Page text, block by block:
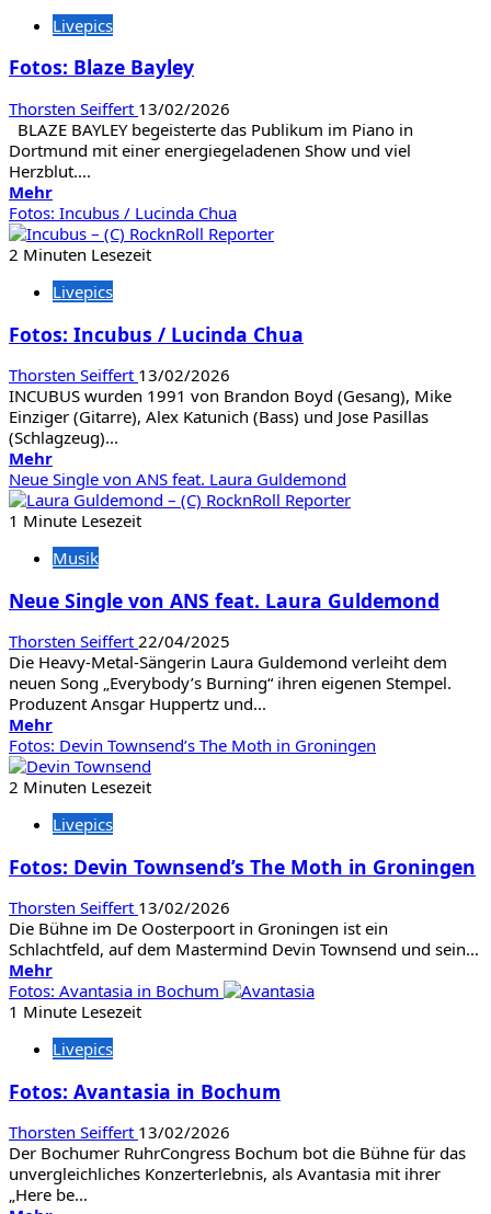
King
/
Witch
/
Paradise
Lost
Livepics
Fotos: Blaze Bayley
Thorsten Seiffert 13/02/2026
BLAZE BAYLEY begeisterte das Publikum im Piano in
Dortmund mit einer energiegeladenen Show und viel
Herzblut....
MehrMehr
Informationen
über
Fotos:
Bayley
Fotos: Incubus / Lucinda Chua
2 Minuten Lesezeit
Livepics
Fotos: Incubus / Lucinda Chua
Thorsten Seiffert 13/02/2026
INCUBUS wurden 1991 von Brandon Boyd (Gesang), Mike
Einziger (Gitarre), Alex Katunich (Bass) und Jose Pasillas
(Schlagzeug)...
MehrMehr
Informationen
über
Fotos:
/
Chua
Neue Single von ANS feat. Laura Guldemond
1 Minute Lesezeit
Musik
Neue Single von ANS feat. Laura Guldemond
Thorsten Seiffert 22/04/2025
Die Heavy-Metal-Sängerin Laura Guldemond verleiht dem
neuen Song „Everybody’s Burning“ ihren eigenen Stempel.
Produzent Ansgar Huppertz und...
MehrMehr
Informationen
über
Neue
von
feat.
Guldemond
Fotos: Devin Townsend’s The Moth in Groningen
2 Minuten Lesezeit
Livepics
Fotos: Devin Townsend’s The Moth in Groningen
Thorsten Seiffert 13/02/2026
Die Bühne im De Oosterpoort in Groningen ist ein
Schlachtfeld, auf dem Mastermind Devin Townsend und sein...
MehrMehr
Informationen
über
Devin
The
in
Groningen
Fotos: Avantasia in Bochum
1 Minute Lesezeit
Livepics
Fotos: Avantasia in Bochum
Thorsten Seiffert 13/02/2026
Der Bochumer RuhrCongress Bochum bot die Bühne für das
unvergleichliches Konzerterlebnis, als Avantasia mit ihrer
„Here be...